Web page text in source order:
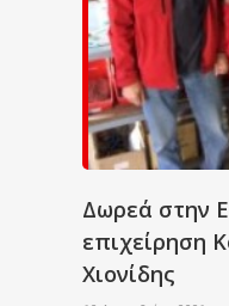
Δωρεά στην
επιχείρηση
Χιονίδης